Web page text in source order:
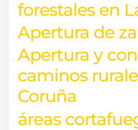
forestales en
Apertura de
Apertura y
caminos
Coruña
áreas